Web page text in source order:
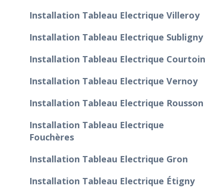
Installation Tableau Electrique Villeroy
Installation Tableau Electrique Subligny
Installation Tableau Electrique Courtoin
Installation Tableau Electrique Vernoy
Installation Tableau Electrique Rousson
Installation Tableau Electrique
Fouchères
Installation Tableau Electrique Gron
Installation Tableau Electrique Étigny